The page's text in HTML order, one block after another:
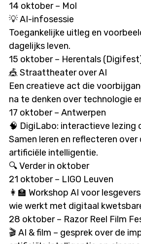
14 oktober – Mol
💡 AI-infosessie
Toegankelijke uitleg en
dagelijks leven.
15 oktober – Herentals
🎪 Straattheater over AI
Een creatieve act die
na te denken over technologie
17 oktober – Antwerpen
🧠 DigiLabo: interactieve lezing
Samen leren en reflecteren
artificiële intelligentie.
🔍 Verder in oktober
21 oktober – LIGO Leuven
👩‍🏫 Workshop AI voor
wie werkt met digitaal
28 oktober – Razor Reel Film
🎬 AI & film – gesprek over de